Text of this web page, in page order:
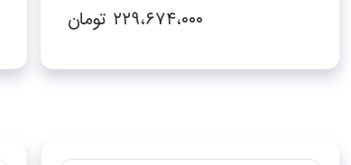
Snapdragon X Plus-16GB LPDDR5x-
۲۲۹،۶۷۴،۰۰۰ تومان